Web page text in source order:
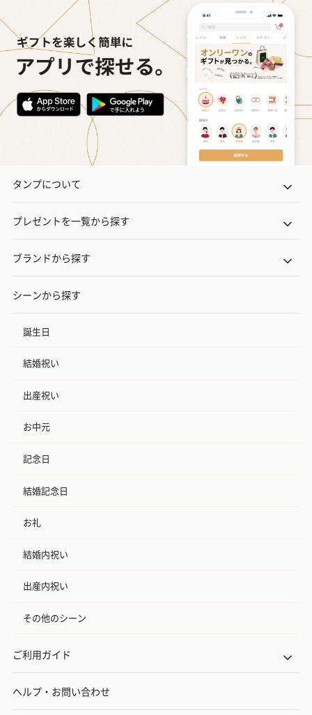
タンプについて
プレゼントを一覧から探す
ブランドから探す
シーンから探す
誕生日
結婚祝い
出産祝い
お中元
記念日
結婚記念日
お礼
結婚内祝い
出産内祝い
その他のシーン
ご利用ガイド
ヘルプ・お問い合わせ